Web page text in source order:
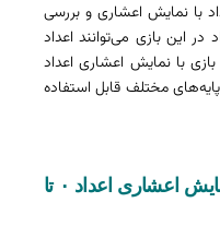
با نمایش اعشاری و بررسی
این بازی می‌توانند اعداد
با نمایش اعشاری اعداد
مختلف قابل استفاده
حلزون اعداد برای مقایسه‌ی نمایش اعشاری اعداد ۰ تا